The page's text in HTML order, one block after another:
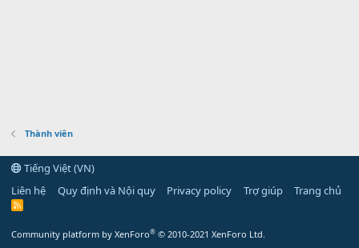
Thành viên
Tiếng Việt (VN)
Liên hệ
Quy định và Nội quy Privacy policy Trợ giúp Trang chủ
R
Community platform by XenForo® © 2010-2021 XenForo Ltd.